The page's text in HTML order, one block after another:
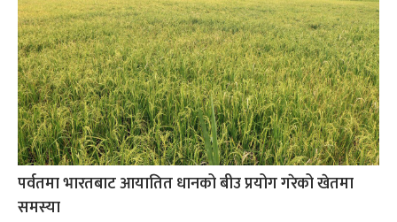
पर्वतमा भारतबाट आयातित धानको बीउ प्रयोग गरेको खेतमा
समस्या